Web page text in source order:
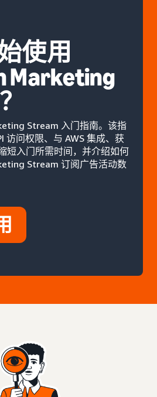
使用
Marketing
Stream 入门指南。该指
访问权限、与 AWS 集成、获
短入门所需时间，并介绍如何
Stream 订阅广告活动数